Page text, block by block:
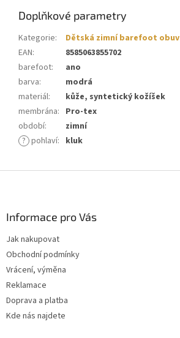
Doplňkové parametry
Kategorie:
Dětská zimní barefoot obuv
EAN:
8585063855702
barefoot:
ano
barva:
modrá
materiál:
kůže, syntetický kožíšek
membrána: Pro-tex
období:
zimní
? pohlaví: kluk
Informace pro Vás
Jak nakupovat
Obchodní podmínky
Vrácení, výměna
Reklamace
Doprava a platba
Kde nás najdete